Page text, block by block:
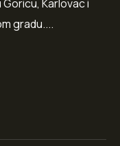
Karlovac i
gradu....